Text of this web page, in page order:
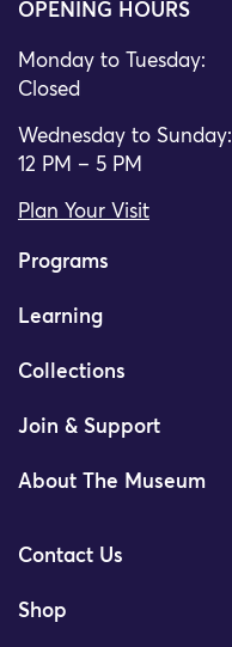
OPENING HOURS
Monday to Tuesday:
Closed
Wednesday to Sunday:
12 PM – 5 PM
Plan Your Visit
Programs
Learning
Collections
Join & Support
About The Museum
Contact Us
Shop